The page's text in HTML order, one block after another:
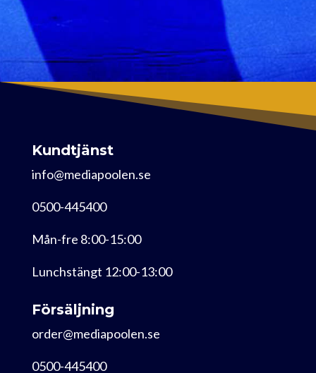
Kundtjänst
info@mediapoolen.se
0500-445400
Mån-fre 8:00-15:00
Lunchstängt 12:00-13:00
Försäljning
order@mediapoolen.se
0500-445400